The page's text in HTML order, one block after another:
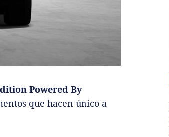
Powered By
que hacen único a